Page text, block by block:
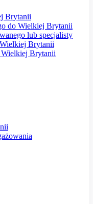
Brytanii
do Wielkiej Brytanii
lub specjalisty
Brytanii
Wielkiej Brytanii